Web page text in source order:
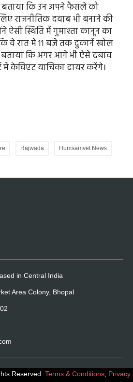
बताया कि उन अपने फैसले को
राजनीतिक दवाब भी बनाने की
ऐसी स्थिति में गुमाश्ता कानून का
वे रात मे 11 बजे तक दुकानें खोल
बताया कि अगर आगे भी ऐसे दबाव
में केविएट याचिका दायर करेंगे।
Rajwada Humsamvet News
in Central India
Area Colony, Bhopal
Reserved. Terms & Conditions Privacy